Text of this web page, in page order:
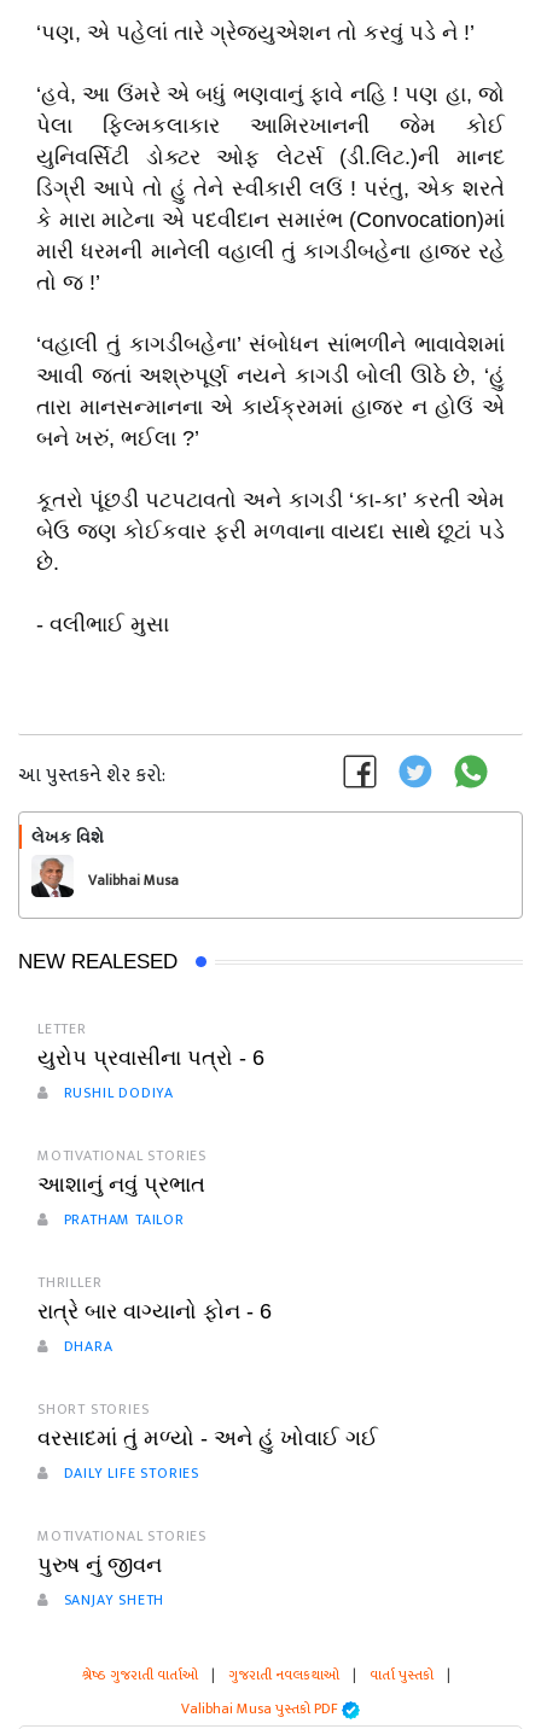
‘પણ, એ પહેલાં તારે ગ્રેજ્યુએશન તો કરવું પડે ન ે !’
‘હવે,આ ઉંમરે એ બધું ભણવાનું ફાવે નહ િ ! પણ હા,જો
પેલા ફિલ્મકલાકાર આમિરખાનની જેમ કોઈ
યુનિવર્સિટી ડોક્ટર ઓફ લેટર્સ (ડી.લિટ.)ની
માનદ
ડિગ્રી આપે તો હું તેને સ્વીકારી લઉં ! પરંતુ, એક શરતે
કે મારા માટેના એ પદવીદાન સમારંભ (Convocation)માં
મારી ધરમની માનેલી વહાલી તું કાગડીબહેના હાજર રહે
તો જ !’
‘વહાલી તું કાગડીબહેના’સંબોધન સાંભળીને ભાવાવેશમાં
આવી જતાં અશ્રુપૂર્ણ નયને કાગડી બોલી ઊઠે છે, ‘હું
તારા માનસન્માનના એ કાર્યક્રમમાં હાજર ન હોઉં એ
બને ખરું, ભઈલ ?’
કૂતરો પૂંછડી પટપટાવતો અને કાગડી ‘કા-કા’ કરતી એમ
બેઉ જણ કોઈકવાર ફરી મળવાના વાયદા સાથે છૂટાં પડે
છે.
- વલીભાઈ મુસા
આ પુસ્તકને શેર કરો:
લેખક વિશે
Valibhai Musa
NEW REALESED
LETTER
યુરોપ પ્રવાસીના પત્રો - 6
RUSHIL DODIYA
MOTIVATIONAL STORIES
આશાનું નવું પ્રભાત
PRATHAM TAILOR
THRILLER
રાત્રે બાર વાગ્યાનો ફોન - 6
DHARA
SHORT STORIES
વરસાદમાં તું મળ્યો - અને હું ખોવાઈ ગઈ
DAILY LIFE STORIES
MOTIVATIONAL STORIES
પુરુષ નું જીવન
SANJAY SHETH
શ્રેષ્ઠ ગુજરાતી વાર્તાઓ | ગુજરાતી નવલકથાઓ | વાર્તા પુસ્તકો |
Valibhai Musa પુસ્તકો PDF